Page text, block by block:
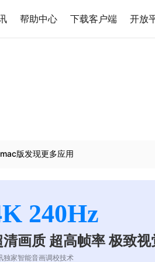
帮助中心 下载客户端 开放
版发现更多应用
240Hz
清画质 超高帧率 极致视
独家智能音画调校技术